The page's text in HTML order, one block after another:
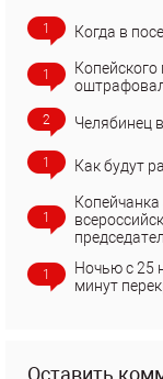
1 Когда в
1
2 Челябинец
1 Как будут
1
1
Ночью с 25
минут
Оставить